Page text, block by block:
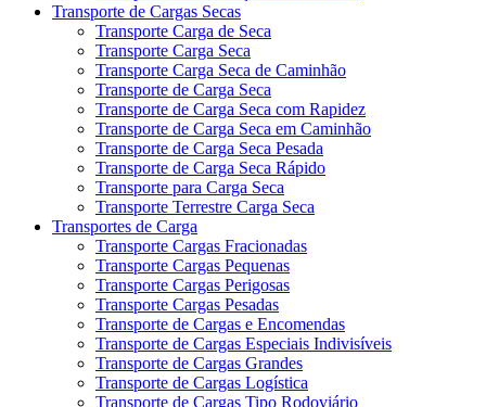
Transporte de Cargas Secas
Transporte Carga de Seca
Transporte Carga Seca
Transporte Carga Seca de Caminhão
Transporte de Carga Seca
Transporte de Carga Seca com Rapidez
Transporte de Carga Seca em Caminhão
Transporte de Carga Seca Pesada
Transporte de Carga Seca Rápido
Transporte para Carga Seca
Transporte Terrestre Carga Seca
Transportes de Carga
Transporte Cargas Fracionadas
Transporte Cargas Pequenas
Transporte Cargas Perigosas
Transporte Cargas Pesadas
Transporte de Cargas e Encomendas
Transporte de Cargas Especiais Indivisíveis
Transporte de Cargas Grandes
Transporte de Cargas Logística
Transporte de Cargas Tipo Rodoviário